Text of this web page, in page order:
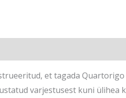
et tagada
varjestusest kuni